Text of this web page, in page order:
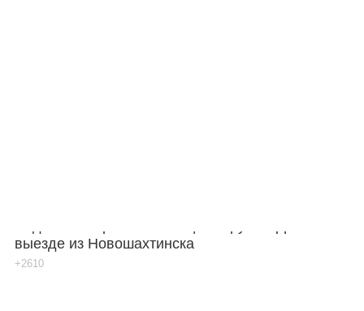
выезде из Новошахтинска
+2610